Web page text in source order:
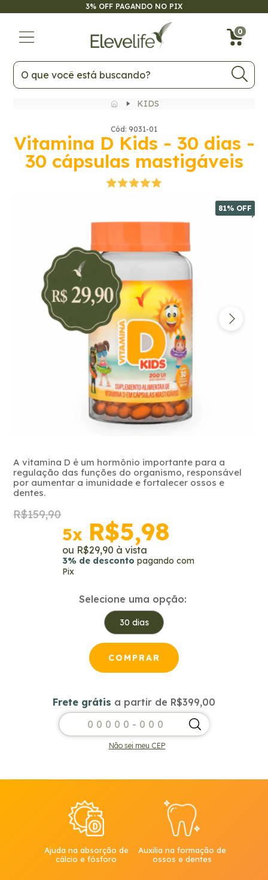
3% OFF PAGANDO NO PIX
0
KIDS
Cód: 9031-01
Vitamina D Kids - 30 dias -
30 cápsulas mastigáveis
81% OFF
81% OFF
A vitamina D é um hormônio importante para a
regulação das funções do organismo, responsável
por aumentar a imunidade e fortalecer ossos e
dentes.
R$159,90
5x R$5,98
3% de desconto pagando com
Pix
R$29,90
Selecione uma opção:
30 dias
Frete grátis R$399,00
Entregas para o CEP: ALTERAR CEP
Frete grátis a partir de R$399,00
Não sei meu CEP
Ajuda na absorção de
cálcio e fósforo
Auxilia na formação de
ossos e dentes